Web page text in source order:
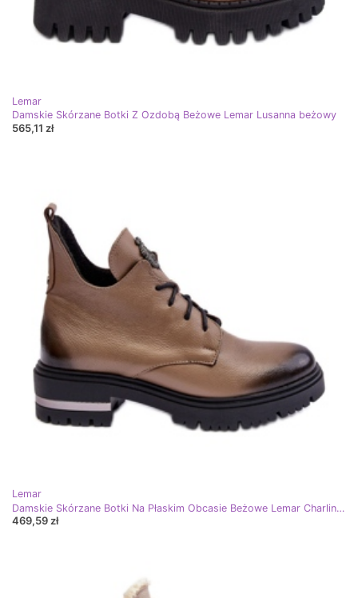
Lemar
Damskie Skórzane Botki Z Ozdobą Beżowe Lemar Lusanna beżowy
565,11 zł
Lemar
Damskie Skórzane Botki Na Płaskim Obcasie Beżowe Lemar Charline beżowy
469,59 zł